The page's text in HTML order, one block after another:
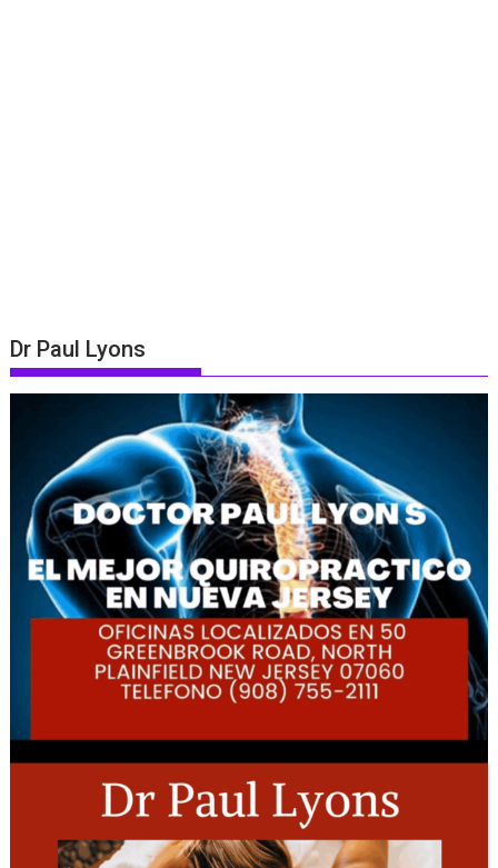
Dr Paul Lyons